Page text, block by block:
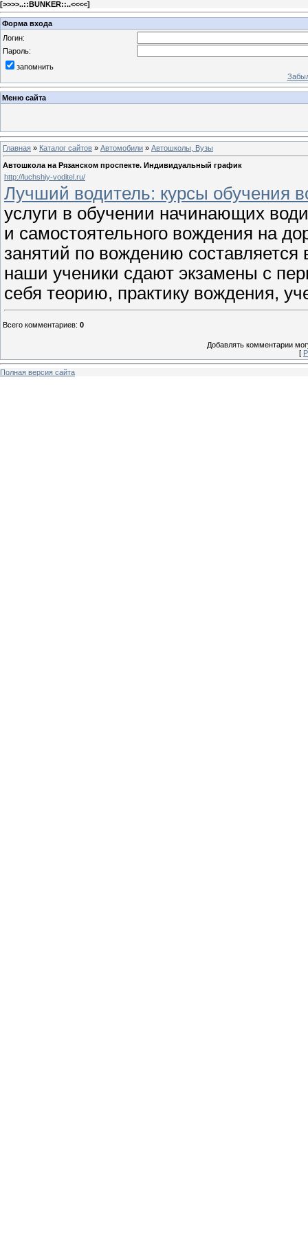
[>>>>..::BUNKER::..<<<<]
Форма входа
Логин:
Пароль:
запомнить
Меню сайта
Главная » Каталог сайтов » Автомобили » Автошколы, Вузы
Автошкола на Рязанском проспекте. Индивидуальный график
http://luchshiy-voditel.ru/
Лучший водитель: курсы обучения
услуги в обучении начинающих
и самостоятельного вождения на
занятий по вождению
наши ученики сдают экзамены с
себя теорию, практику вождения,
Всего комментариев: 0
Добавлять комментарии
[
Полная версия сайта